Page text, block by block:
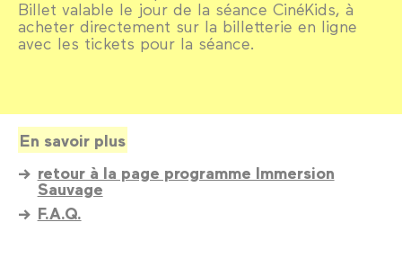
Billet valable le jour de la séance CinéKids, à
acheter directement sur la billetterie en ligne
avec les tickets pour la séance.
En savoir plus
retour à la page programme Immersion
Sauvage
F.A.Q.